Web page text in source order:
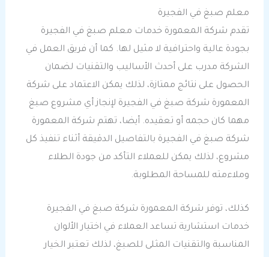
معلم صبغ في الفجيرة
تقدم شركة المعمورة خدمات معلم صبغ في الفجيرة
بجودة عالية واحترافية لا مثيل لها. كما أن فريق العمل في
الشركة مدرب على أحدث الأساليب والتقنيات لضمان
الحصول على نتائج ممتازة، لذلك يمكن الاعتماد على شركة
المعمورة شركة صبغ في الفجيرة لإنجاز أي مشروع صبغ
مهما كان حجمه أو تعقيده. أيضا، تهتم شركة المعمورة
شركة صبغ في الفجيرة بالتفاصيل الدقيقة أثناء تنفيذ كل
مشروع، لذلك يمكن للعملاء التأكد من جودة الطلاء
وملاءمته للمساحة المطلوبة.
كذلك، توفر شركة المعمورة شركة صبغ في الفجيرة
خدمات استشارية تساعد العملاء في اختيار الألوان
المناسبة والتقنيات المثلى للصبغ، لذلك تعتبر الخيار